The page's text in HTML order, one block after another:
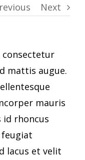
Next
mattis augue.
mauris
id rhoncus
lacus et velit